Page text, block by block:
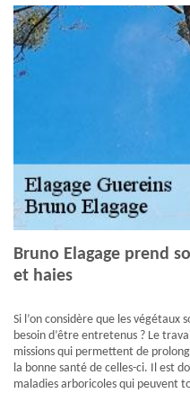
Bruno Elagage prend
et haies
Si l’on considère que les
besoin d’être entretenus ? Le
missions qui permettent de
la bonne santé de celles-ci. Il est
maladies arboricoles qui peuvent